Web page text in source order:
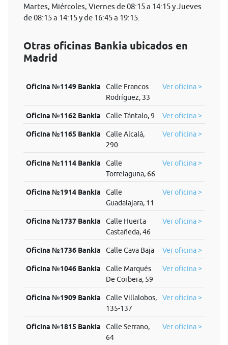
Martes, Miércoles, Viernes de 08:15 a 14:15 y Jueves
de 08:15 a 14:15 y de 16:45 a 19:15.
Otras oficinas Bankia ubicados en
Madrid
Oficina №1149 Bankia
Calle Francos
Rodríguez, 33
Ver oficina >
Oficina №1162 Bankia Calle Tántalo, 9 Ver oficina >
Oficina №1165 Bankia
Calle Alcalá,
290
Ver oficina >
Oficina №1114 Bankia
Calle
Torrelaguna, 66
Ver oficina >
Oficina №1914 Bankia
Calle
Guadalajara, 11
Ver oficina >
Oficina №1737 Bankia
Calle Huerta
Castañeda, 46
Ver oficina >
Oficina №1736 Bankia Calle Cava Baja Ver oficina >
Oficina №1046 Bankia
Calle Marqués
De Corbera, 59
Ver oficina >
Oficina №1909 Bankia
Calle Villalobos,
135-137
Ver oficina >
Oficina №1815 Bankia
Calle Serrano,
64
Ver oficina >